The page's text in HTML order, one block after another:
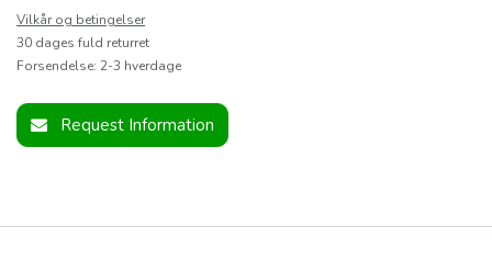
Vilkår og betingelser
30 dages fuld returret
Forsendelse: 2-3 hverdage
Request Information